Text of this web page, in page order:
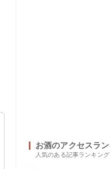
お酒のアクセスラ
人気のある記事ランキング